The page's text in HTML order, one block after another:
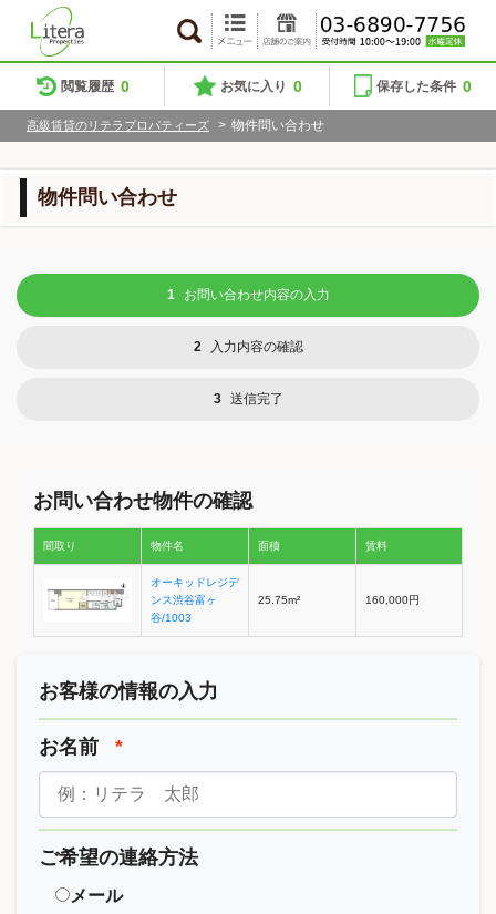
閲覧履歴 0 お気に入り 0 保存した条件 0
高級賃貸のリテラプロパティーズ > 物件問い合わせ
物件問い合わせ
1 お問い合わせ内容の入力
2 入力内容の確認
3 送信完了
お問い合わせ物件の確認
間取り 物件名 面積 賃料
オーキッドレジデ
ンス渋谷富ヶ
谷/1003
25.75m² 160,000円
お客様の情報の入力
お名前 *
ご希望の連絡方法
メール